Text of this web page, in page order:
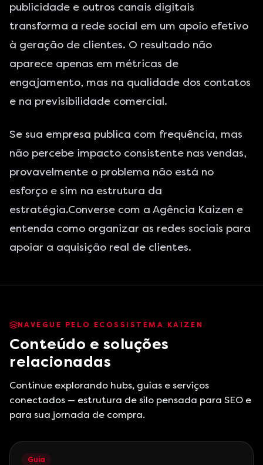
publicidade e outros canais digitais
transforma a rede social em um apoio efetivo
à geração de clientes. O resultado não
aparece apenas em métricas de
engajamento, mas na qualidade dos contatos
e na previsibilidade comercial.
Se sua empresa publica com frequência, mas
não percebe impacto consistente nas vendas,
provavelmente o problema não está no
esforço e sim na estrutura da
estratégia.Converse com a Agência Kaizen e
entenda como organizar as redes sociais para
apoiar a aquisição real de clientes.
NAVEGUE PELO ECOSSISTEMA KAIZEN
Conteúdo e soluções
relacionadas
Continue explorando hubs, guias e serviços
conectados — estrutura de silo pensada para SEO e
para sua jornada de compra.
Guia